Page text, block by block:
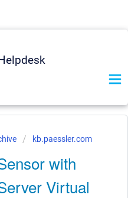
kb.paessler.com
with
Virtual